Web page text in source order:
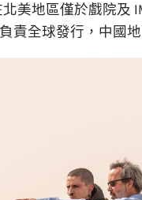
美地區僅於戲院及
責全球發行，中國